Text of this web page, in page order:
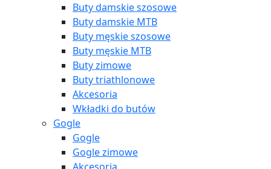
Buty damskie szosowe
Buty damskie MTB
Buty męskie szosowe
Buty męskie MTB
Buty zimowe
Buty triathlonowe
Akcesoria
Wkładki do butów
Gogle
Gogle
Gogle zimowe